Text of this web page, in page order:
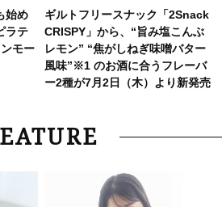
ごバッグ】6選
始め
ラテ
モー
ギルトフリースナック「2Snack
CRISPY」から、“旨み塩こんぶ
レモン” “焦がしねぎ味噌バター
風味”※1 のお酒に合うフレーバ
ー2種が7月2日（木）より新発売